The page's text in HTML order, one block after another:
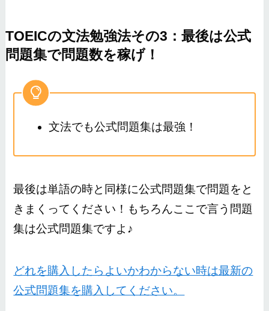
TOEICの文法勉強法その3：最後は公式
問題集で問題数を稼げ！
文法でも公式問題集は最強！
最後は単語の時と同様に公式問題集で問題をと
きまくってください！もちろんここで言う問題
集は公式問題集ですよ♪
どれを購入したらよいかわからない時は最新の
公式問題集を購入してください。